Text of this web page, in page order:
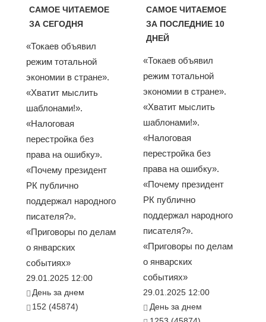
САМОЕ ЧИТАЕМОЕ
ЗА СЕГОДНЯ
«Токаев объявил
режим тотальной
экономии в стране».
«Хватит мыслить
шаблонами!».
«Налоговая
перестройка без
права на ошибку».
«Почему президент
РК публично
поддержал народного
писателя?».
«Приговоры по делам
о январских
событиях»
29.01.2025 12:00
День за днем
152 (45874)
САМОЕ ЧИТАЕМОЕ
ЗА ПОСЛЕДНИЕ 10
ДНЕЙ
«Токаев объявил
режим тотальной
экономии в стране».
«Хватит мыслить
шаблонами!».
«Налоговая
перестройка без
права на ошибку».
«Почему президент
РК публично
поддержал народного
писателя?».
«Приговоры по делам
о январских
событиях»
29.01.2025 12:00
День за днем